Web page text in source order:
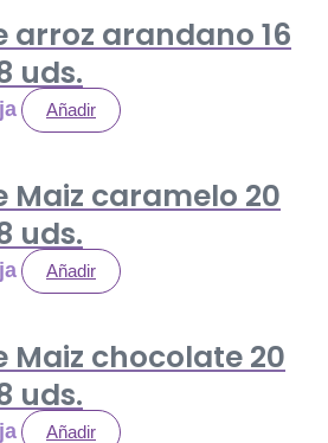
arroz arandano 16
uds.
Añadir
Maiz caramelo 20
uds.
Añadir
Maiz chocolate 20
uds.
Añadir